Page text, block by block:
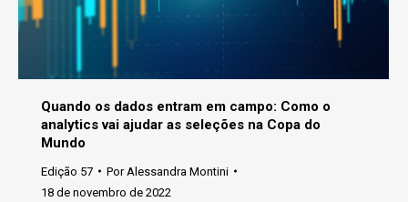
Quando os dados entram em campo: Como o
analytics vai ajudar as seleções na Copa do
Mundo
Edição 57 Por Alessandra Montini
18 de novembro de 2022